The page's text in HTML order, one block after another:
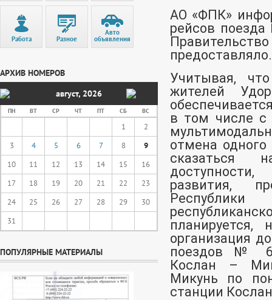
Работа Разное
Авто
объявления
АРХИВ НОМЕРОВ
август, 2026
ПН ВТ СР ЧТ ПТ СБ ВС
1
2
3
4 5 6 7 8
9
10
11 12 13 14 15
16
17
18 19 20 21 22
23
24
25 26 27 28 29
30
31
ПОПУЛЯРНЫЕ МАТЕРИАЛЫ
АО «ФПК»
рейсов
предоставляло.
Учитывая,
жителей
в том числе с
отмена
сказаться
доступности,
развития,
организация
поездов №
Кослан –
Микунь по
станции